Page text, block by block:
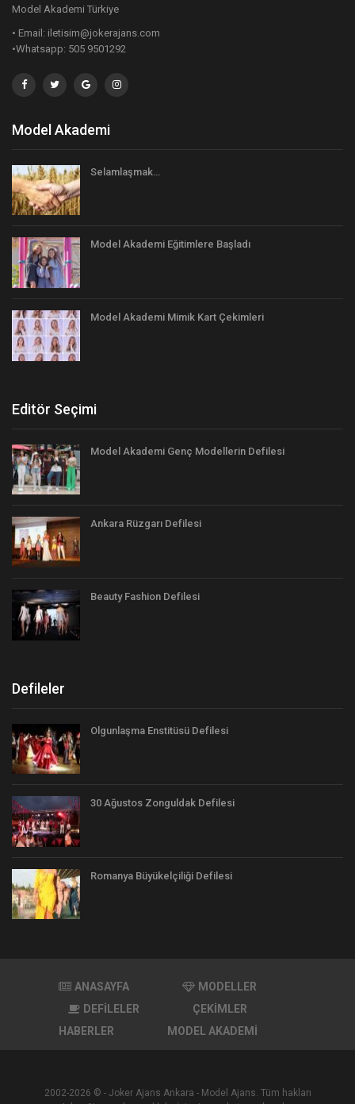
Model Akademi Türkiye
• Email: iletisim@jokerajans.com
•Whatsapp: 505 9501292
Model Akademi
Selamlaşmak…
Model Akademi Eğitimlere Başladı
Model Akademi Mimik Kart Çekimleri
Editör Seçimi
Model Akademi Genç Modellerin Defilesi
Ankara Rüzgarı Defilesi
Beauty Fashion Defilesi
Defileler
Olgunlaşma Enstitüsü Defilesi
30 Ağustos Zonguldak Defilesi
Romanya Büyükelçiliği Defilesi
ANASAYFA
MODELLER
DEFİLELER
ÇEKİMLER
HABERLER
MODEL AKADEMİ
2002-2026 © - Joker Ajans Ankara - Model Ajans. Tüm hakları